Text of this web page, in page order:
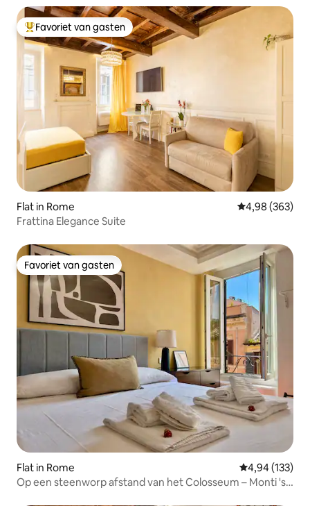
Topfavoriet van gasten
Favoriet van gasten
Flat in Rome Gemiddelde
4,98 (363)
Frattina Elegance Suite
Favoriet van gasten
Favoriet van gasten
Flat in Rome Gemiddelde
4,94 (133)
Op een steenworp afstand van het Colosseum – Monti 's